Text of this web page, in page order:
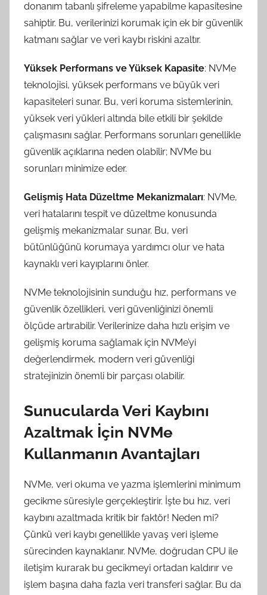
donanım tabanlı şifreleme yapabilme kapasitesine
sahiptir. Bu, verilerinizi korumak için ek bir güvenlik
katmanı sağlar ve veri kaybı riskini azaltır.
Yüksek Performans ve Yüksek Kapasite: NVMe
teknolojisi, yüksek performans ve büyük veri
kapasiteleri sunar. Bu, veri koruma sistemlerinin,
yüksek veri yükleri altında bile etkili bir şekilde
çalışmasını sağlar. Performans sorunları genellikle
güvenlik açıklarına neden olabilir; NVMe bu
sorunları minimize eder.
Gelişmiş Hata Düzeltme Mekanizmaları: NVMe,
veri hatalarını tespit ve düzeltme konusunda
gelişmiş mekanizmalar sunar. Bu, veri
bütünlüğünü korumaya yardımcı olur ve hata
kaynaklı veri kayıplarını önler.
NVMe teknolojisinin sunduğu hız, performans ve
güvenlik özellikleri, veri güvenliğinizi önemli
ölçüde artırabilir. Verilerinize daha hızlı erişim ve
gelişmiş koruma sağlamak için NVMe’yi
değerlendirmek, modern veri güvenliği
stratejinizin önemli bir parçası olabilir.
Sunucularda Veri Kaybını
Azaltmak İçin NVMe
Kullanmanın Avantajları
NVMe, veri okuma ve yazma işlemlerini minimum
gecikme süresiyle gerçekleştirir. İşte bu hız, veri
kaybını azaltmada kritik bir faktör! Neden mi?
Çünkü veri kaybı genellikle yavaş veri işleme
sürecinden kaynaklanır. NVMe, doğrudan CPU ile
iletişim kurarak bu gecikmeyi ortadan kaldırır ve
işlem başına daha fazla veri transferi sağlar. Bu da